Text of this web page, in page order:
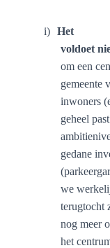
i) Het
voldoet
om een
gemeente
inwoners
geheel
gedane
we
terugtocht
nog meer
het